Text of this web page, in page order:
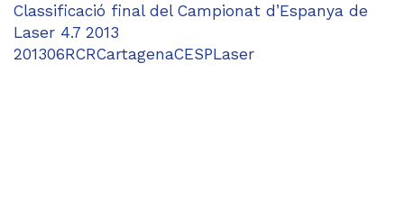
Classificació final del Campionat d’Espanya de
Laser 4.7 2013
201306RCRCartagenaCESPLaser